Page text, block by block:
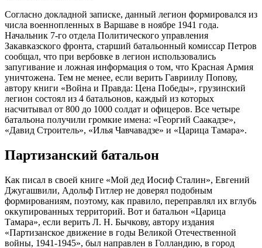
Согласно докладной записке, данный легион формировался из
числа военнопленных в Варшаве в ноябре 1941 года.
Начальник 7-го отдела Политического управления
Закавказского фронта, старший батальонный комиссар Петров
сообщал, что при вербовке в легион использовались
запугивание и ложная информация о том, что Красная Армия
уничтожена. Тем не менее, если верить Гавриилу Попову,
автору книги «Война и Правда: Цена Победы», грузинский
легион состоял из 4 батальонов, каждый из которых
насчитывал от 800 до 1000 солдат и офицеров. Все четыре
батальона получили громкие имена: «Георгий Саакадзе»,
«Давид Строитель», «Илья Чавчавадзе» и «Царица Тамара».
Партизанский батальон
Как писал в своей книге «Мой дед Иосиф Сталин», Евгений
Джугашвили, Адольф Гитлер не доверял подобным
формированиям, поэтому, как правило, переправлял их вглубь
оккупированных территорий. Вот и батальон «Царица
Тамара», если верить Л. Н. Бычкову, автору издания
«Партизанское движение в годы Великой Отечественной
войны, 1941-1945», был направлен в Голландию, в город